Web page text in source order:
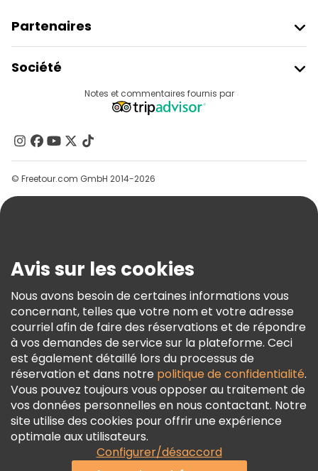
Partenaires
Connexion Du Fournisseur
Programme D’affiliation
Société
Contactez-Nous
Groupes
Aide
Conditions Générales Et Mentions Légales
Politique En Matière De Cookies
Freetour Prix
Programme De Fidélité
Notes et commentaires fournis par
© Freetour.com GmbH 2014-2026
Avis sur les cookies
Nous avons besoin de certaines informations vous
concernant, telles que votre nom et votre adresse
courriel afin de faire des réservations et de répondre
à vos demandes de service sur la plateforme. Ceci
est également détaillé lors du processus de
réservation et dans notre politique de confidentialité.
Vous pouvez toujours vous opposer au traitement de
vos données personnelles en nous contactant. Notre
site utilise des cookies pour offrir une expérience
optimale aux utilisateurs.
Configurer/désaccord